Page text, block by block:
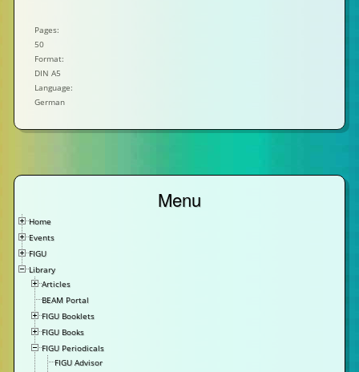
Pages:
50
Format:
DIN A5
Language:
German
Menu
Home
Events
FIGU
Library
Articles
BEAM Portal
FIGU Booklets
FIGU Books
FIGU Periodicals
FIGU Advisor